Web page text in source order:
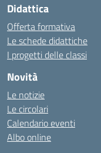
Didattica
Offerta formativa
Le schede didattiche
I progetti delle classi
Novità
Le notizie
Le circolari
Calendario eventi
Albo online